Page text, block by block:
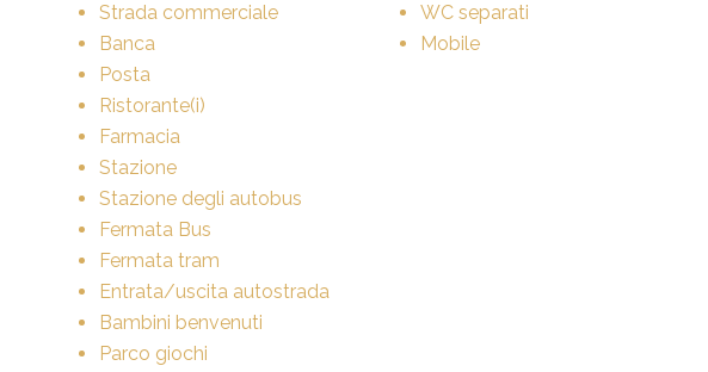
Strada commerciale
Banca
Posta
Ristorante(i)
Farmacia
Stazione
Stazione degli autobus
Fermata Bus
Fermata tram
Entrata/uscita autostrada
Bambini benvenuti
Parco giochi
WC separati
Mobile